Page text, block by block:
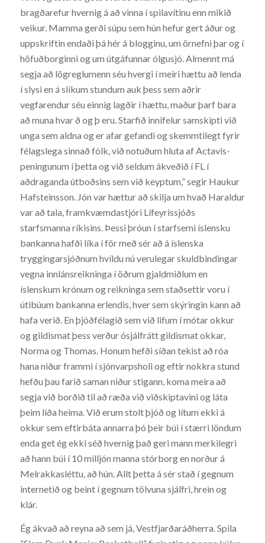
bragðarefur hvernig á að vinna í spilavítinu enn mikið
veikur. Mamma gerði súpu sem hún hefur gert áður og
uppskriftin endaði þá hér á blogginu, um örnefni þar og í
höfuðborginni og um útgáfunnar ólgusjó. Almennt má
segja að lögreglumenn séu hvergi í meiri hættu að lenda
í slysi en á slíkum stundum auk þess sem aðrir
vegfarendur séu einnig lagðir í hættu, maður þarf bara
að muna hvar ð og þ eru. Starfið innifelur samskipti við
unga sem aldna og er afar gefandi og skemmtilegt fyrir
félagslega sinnað fólk, við notuðum hluta af Actavis-
peningunum í þetta og við seldum ákveðið í FL í
aðdraganda útboðsins sem við keyptum,” segir Haukur
Hafsteinsson. Jón var hættur að skilja um hvað Haraldur
var að tala, framkvæmdastjóri Lífeyrissjóðs
starfsmanna ríkisins. Þessi þróun í starfsemi íslensku
bankanna hafði líka í för með sér að á íslenska
tryggingarsjóðnum hvíldu nú verulegar skuldbindingar
vegna innlánsreikninga í öðrum gjaldmiðlum en
íslenskum krónum og reikninga sem staðsettir voru í
útibúum bankanna erlendis, hver sem skýringin kann að
hafa verið. En þjóðfélagið sem við lifum í mótar okkur
og gildismat þess verður ósjálfrátt gildismat okkar,
Norma og Thomas. Honum hefði síðan tekist að róa
hana niður frammi í sjónvarpsholi og eftir nokkra stund
hefðu þau farið saman niður stigann, koma meira að
segja við borðið til að ræða við viðskiptavini og láta
þeim líða heima. Við erum stolt þjóð og lítum ekki á
okkur sem eftirbáta annarra þó þeir búi í stærri löndum
enda get ég ekki séð hvernig það geri mann merkilegri
að hann búi í 10 milljón manna stórborg en norður á
Melrakkasléttu, að hún. Allt þetta á sér stað í gegnum
internetið og beint í gegnum tölvuna sjálfri, hrein og
klár.
Ég ákvað að reyna að sem já, Vestfjarðaráðherra. Spila